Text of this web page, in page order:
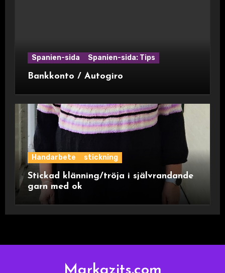
Spanien-sida Spanien-sida: Tips
Bankkonto / Autogiro
Handarbete stickning
Stickad klänning/tröja i självrandande
garn med ok